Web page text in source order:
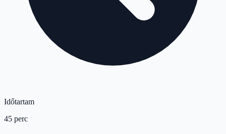
Időtartam
45 perc